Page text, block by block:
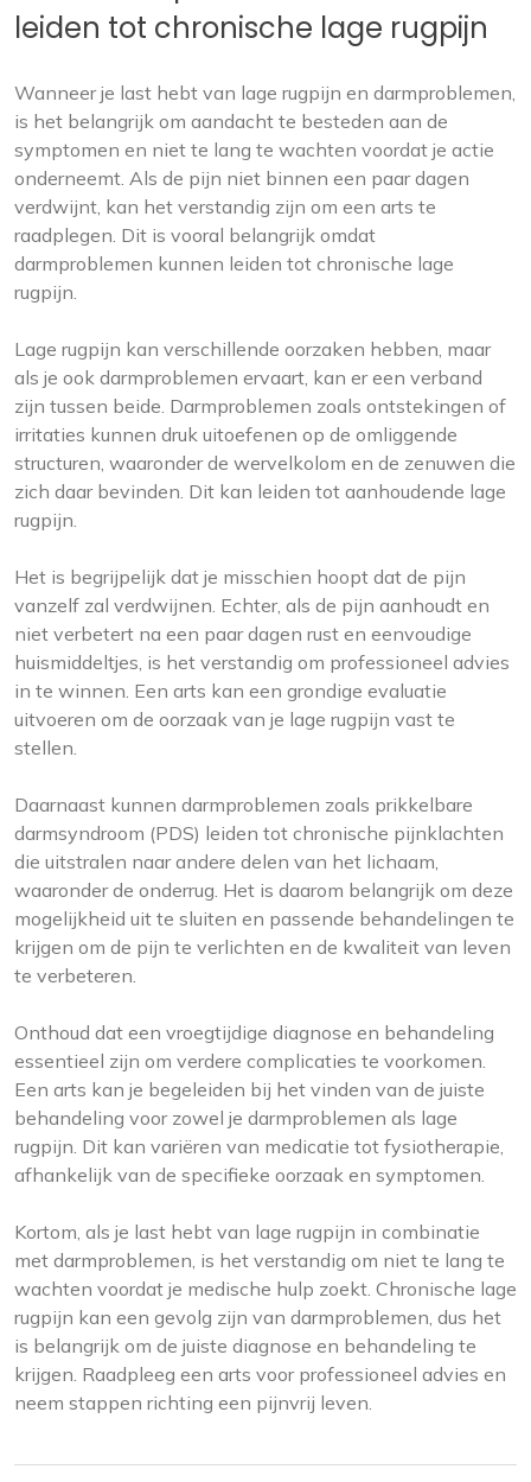
leiden tot chronische lage rugpijn
Wanneer je last hebt van lage rugpijn en darmproblemen,
is het belangrijk om aandacht te besteden aan de
symptomen en niet te lang te wachten voordat je actie
onderneemt. Als de pijn niet binnen een paar dagen
verdwijnt, kan het verstandig zijn om een arts te
raadplegen. Dit is vooral belangrijk omdat
darmproblemen kunnen leiden tot chronische lage
rugpijn.
Lage rugpijn kan verschillende oorzaken hebben, maar
als je ook darmproblemen ervaart, kan er een verband
zijn tussen beide. Darmproblemen zoals ontstekingen of
irritaties kunnen druk uitoefenen op de omliggende
structuren, waaronder de wervelkolom en de zenuwen die
zich daar bevinden. Dit kan leiden tot aanhoudende lage
rugpijn.
Het is begrijpelijk dat je misschien hoopt dat de pijn
vanzelf zal verdwijnen. Echter, als de pijn aanhoudt en
niet verbetert na een paar dagen rust en eenvoudige
huismiddeltjes, is het verstandig om professioneel advies
in te winnen. Een arts kan een grondige evaluatie
uitvoeren om de oorzaak van je lage rugpijn vast te
stellen.
Daarnaast kunnen darmproblemen zoals prikkelbare
darmsyndroom (PDS) leiden tot chronische pijnklachten
die uitstralen naar andere delen van het lichaam,
waaronder de onderrug. Het is daarom belangrijk om deze
mogelijkheid uit te sluiten en passende behandelingen te
krijgen om de pijn te verlichten en de kwaliteit van leven
te verbeteren.
Onthoud dat een vroegtijdige diagnose en behandeling
essentieel zijn om verdere complicaties te voorkomen.
Een arts kan je begeleiden bij het vinden van de juiste
behandeling voor zowel je darmproblemen als lage
rugpijn. Dit kan variëren van medicatie tot fysiotherapie,
afhankelijk van de specifieke oorzaak en symptomen.
Kortom, als je last hebt van lage rugpijn in combinatie
met darmproblemen, is het verstandig om niet te lang te
wachten voordat je medische hulp zoekt. Chronische lage
rugpijn kan een gevolg zijn van darmproblemen, dus het
is belangrijk om de juiste diagnose en behandeling te
krijgen. Raadpleeg een arts voor professioneel advies en
neem stappen richting een pijnvrij leven.